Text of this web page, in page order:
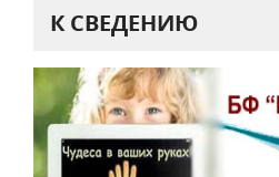
К СВЕДЕНИЮ